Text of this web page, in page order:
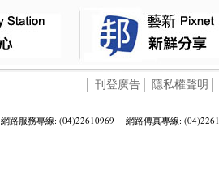
刊登廣告│ 隱私權聲明
網路服務專線: (04)22610969 網路傳真專線: